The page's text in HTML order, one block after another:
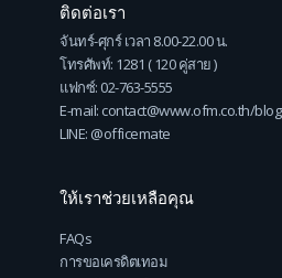
ติดต่อเรา
จันทร์-ศุกร์ เวลา 8.00-22.00 น.
โทรศัพท์: 1281 ( 120 คู่สาย )
แฟกซ์: 02-763-5555
E-mail: contact@www.ofm.co.th/blog
LINE: @officemate
ให้เราช่วยเหลือคุณ
FAQs
การขอเครดิตเทอม